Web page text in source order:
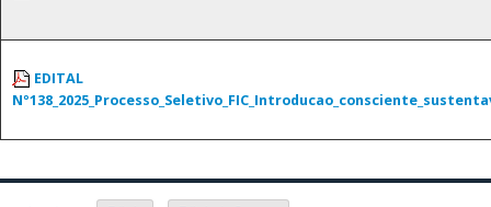
EDITAL